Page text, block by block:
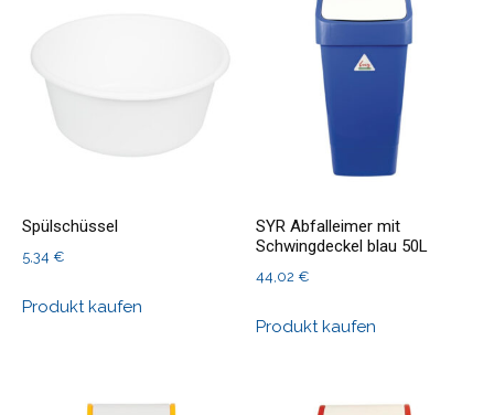
Spülschüssel
5,34 €
Produkt kaufen
SYR Abfalleimer mit
Schwingdeckel blau 50L
44,02€
Produkt kaufen